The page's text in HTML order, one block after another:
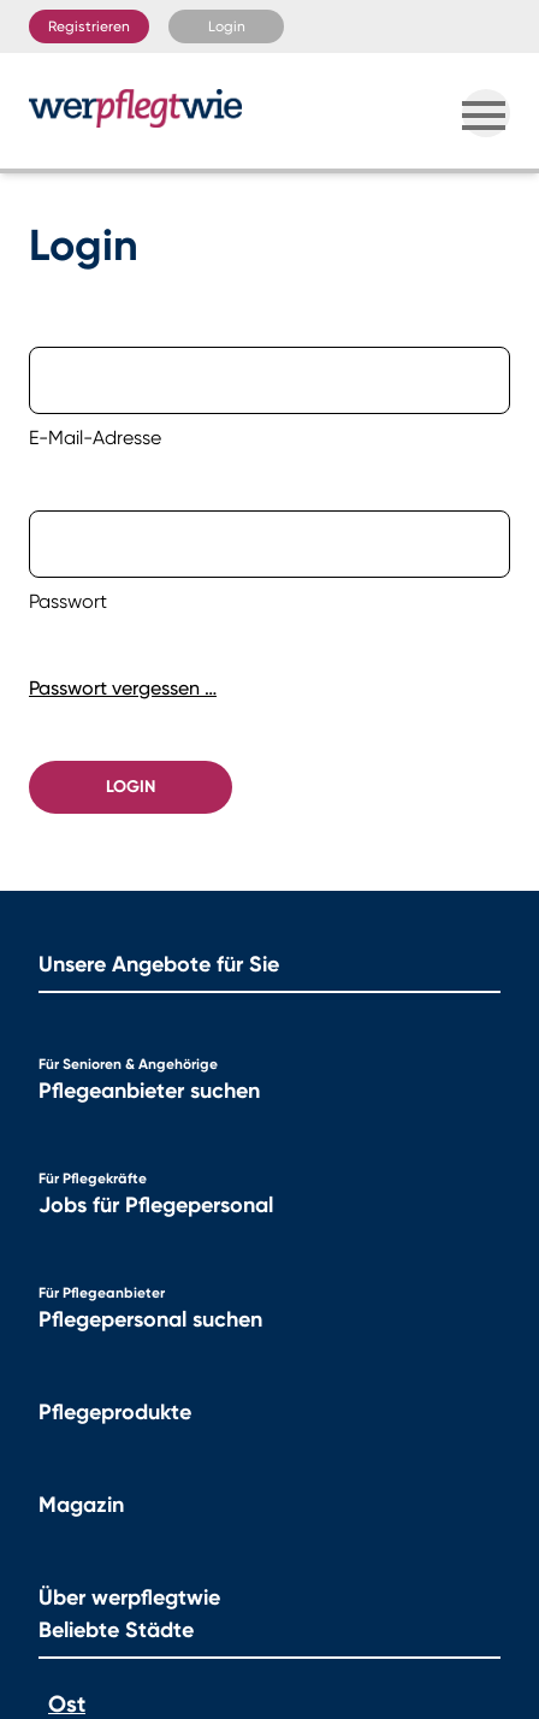
Registrieren Login
Login
E-Mail-Adresse
Passwort
Passwort vergessen …
LOGIN
Unsere Angebote für Sie
Für Senioren & Angehörige
Pflegeanbieter suchen
Für Pflegekräfte
Jobs für Pflegepersonal
Für Pflegeanbieter
Pflegepersonal suchen
Pflegeprodukte
Magazin
Über werpflegtwie
Beliebte Städte
Ost